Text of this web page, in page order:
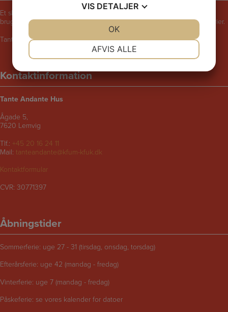
Et skægt og rart sted for børn i følge med voksne. Bliv udfordret til at
bruge fantasien, lege, synge, danse, male, opfinde eller fortælle historier.
Tante Andantes Hus i Lemvig drives af KFUM og KFUK i Lemvig.
Kontaktinformation
Tante Andante Hus
Ågade 5,
7620 Lemvig
Tlf.: +45 20 16 24 11
Mail: tanteandante@kfum-kfuk.dk
Kontaktformular
CVR: 30771397
Åbningstider
Sommerferie: uge 27 - 31 (tirsdag, onsdag, torsdag)
Efterårsferie: uge 42 (mandag - fredag)
Vinterferie: uge 7 (mandag - fredag)
Påskeferie: se vores kalender for datoer
VIS DETALJER
MARKETING
AFVIS ALLE
OK